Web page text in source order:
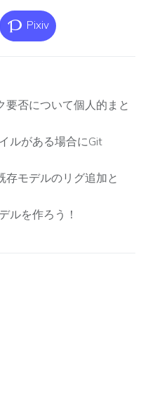
Pixiv
要否について個人的まと
ルがある場合にGit
存モデルのリグ追加と
ルを作ろう！